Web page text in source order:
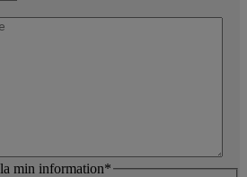
min information*